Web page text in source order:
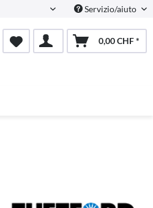
ItalienischServizio/aiuto
0,00 CHF *